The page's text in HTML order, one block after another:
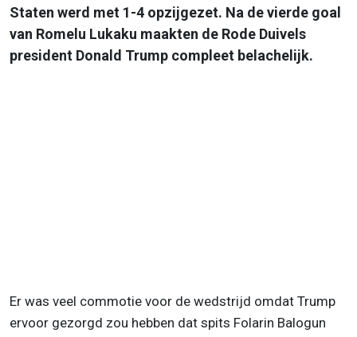
Staten werd met 1-4 opzijgezet. Na de vierde goal
van Romelu Lukaku maakten de Rode Duivels
president Donald Trump compleet belachelijk.
Er was veel commotie voor de wedstrijd omdat Trump
ervoor gezorgd zou hebben dat spits Folarin Balogun